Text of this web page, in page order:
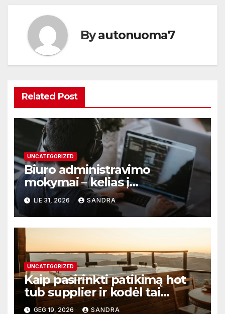
Byautonuoma7
Related Post
UNCATEGORIZED
Biuro administravimo
mokymai – kelias į
profesionalų ir efektyvų
darbą
LIE 31, 2026 SANDRA
UNCATEGORIZED
Kaip pasirinkti patikimą hot
tub supplier ir kodėl tai
svarbu?
GEG 19, 2026 SANDRA